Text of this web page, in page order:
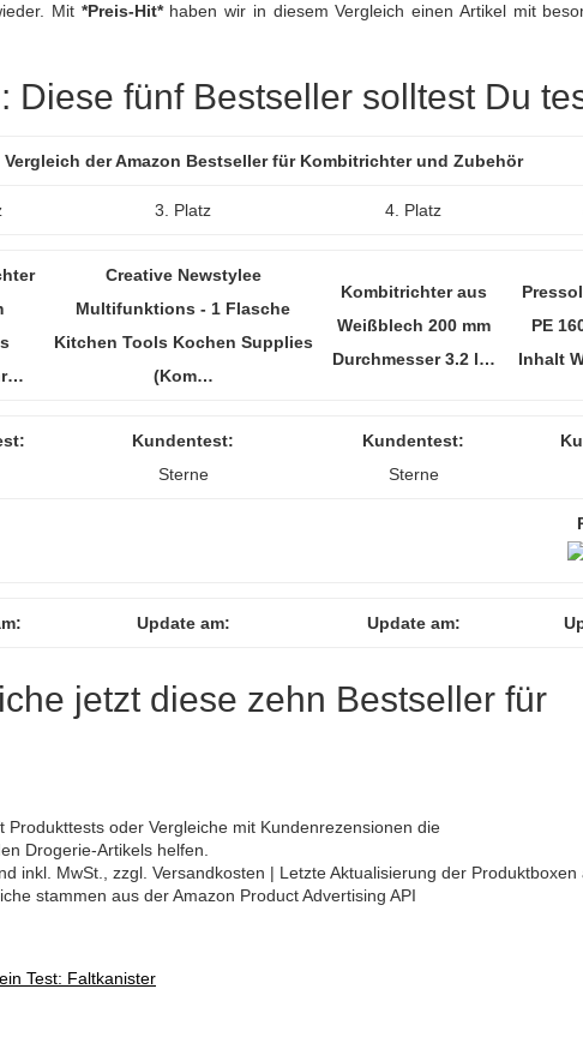
Mit *Preis-Hit*haben wir in diesem Vergleich einen Artikel mit
Diese fünf Bestseller solltest Du
Vergleich der Amazon Bestseller für Kombitrichter und Zubehör
3. Platz 4. Platz
Creative Newstylee
Multifunktions - 1 Flasche
Kitchen Tools Kochen Supplies
(Kom…
Kombitrichter aus
Weißblech 200 mm
Durchmesser 3.2 l…
PE
Inhalt
Kundentest:
Sterne
Kundentest:
Sterne
Update am: Update am:
jetzt diese zehn Bestseller für
Produkttests oder Vergleiche mit Kundenrezensionen die
Drogerie-Artikels helfen.
inkl. MwSt., zzgl. Versandkosten | Letzte Aktualisierung der
stammen aus der Amazon Product Advertising API
Test: Faltkanister